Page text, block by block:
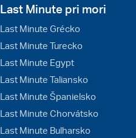
Last Minute pri mori
Last Minute Grécko
Last Minute Turecko
Last Minute Egypt
Last Minute Taliansko
Last Minute Španielsko
Last Minute Chorvátsko
Last Minute Bulharsko